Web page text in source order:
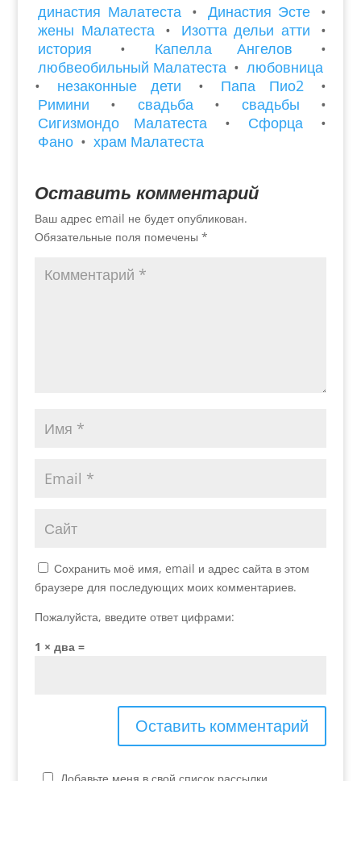
династия Малатеста • Династия Эсте •
жены Малатеста
• Изотта дельи атти
•
история
• Капелла Ангелов
•
любвеобильный Малатеста • любовница
•
незаконные дети • Папа Пио2
•
Римини
• свадьба • свадьбы
•
Сигизмондо Малатеста
• Сфорца
•
Фано • храм Малатеста
Оставить комментарий
Ваш адрес email не будет опубликован.
Обязательные поля помечены *
Сохранить моё имя, email и адрес сайта в этом
браузере для последующих моих комментариев.
Пожалуйста, введите ответ цифрами:
1 × два =
Добавьте меня в свой список рассылки.